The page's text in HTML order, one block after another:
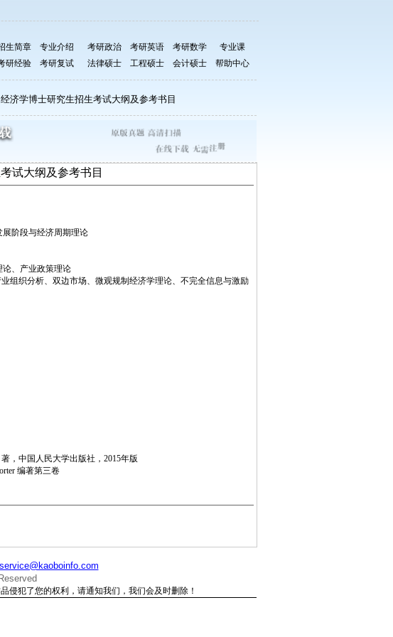
生简章
专业介绍
研经验 考研复试
考研政治 考研英语 考研数学
专业课
法律硕士
工程硕士 会计硕士 帮助中心
济学博士研究生招生考试大纲及参考书目
试大纲及参考书目
阶段与经济周期理论
、产业政策理论
组织分析、双边市场、微观规制经济学理论、不完全信息与激励
，中国人民大学出版社，2015年版
编著第三卷
侵犯了您的权利，请通知我们，我们会及时删除！